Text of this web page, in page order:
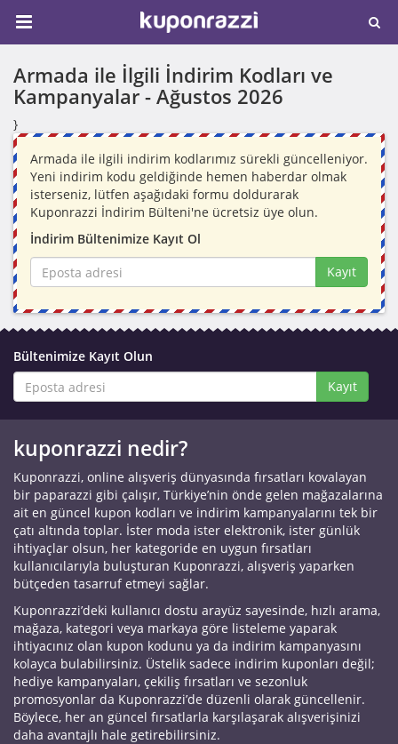
Armada ile İlgili İndirim Kodları ve
Kampanyalar - Ağustos 2026
}
Armada ile ilgili indirim kodlarımız sürekli güncelleniyor.
Yeni indirim kodu geldiğinde hemen haberdar olmak
isterseniz, lütfen aşağıdaki formu doldurarak
Kuponrazzi İndirim Bülteni'ne ücretsiz üye olun.
İndirim Bültenimize Kayıt Ol
Kayıt
Bültenimize Kayıt Olun
Kayıt
kuponrazzi nedir?
Kuponrazzi, online alışveriş dünyasında fırsatları kovalayan
bir paparazzi gibi çalışır, Türkiye’nin önde gelen mağazalarına
ait en güncel kupon kodları ve indirim kampanyalarını tek bir
çatı altında toplar. İster moda ister elektronik, ister günlük
ihtiyaçlar olsun, her kategoride en uygun fırsatları
kullanıcılarıyla buluşturan Kuponrazzi, alışveriş yaparken
bütçeden tasarruf etmeyi sağlar.
Kuponrazzi’deki kullanıcı dostu arayüz sayesinde, hızlı arama,
mağaza, kategori veya markaya göre listeleme yaparak
ihtiyacınız olan kupon kodunu ya da indirim kampanyasını
kolayca bulabilirsiniz. Üstelik sadece indirim kuponları değil;
hediye kampanyaları, çekiliş fırsatları ve sezonluk
promosyonlar da Kuponrazzi’de düzenli olarak güncellenir.
Böylece, her an güncel fırsatlarla karşılaşarak alışverişinizi
daha avantajlı hale getirebilirsiniz.